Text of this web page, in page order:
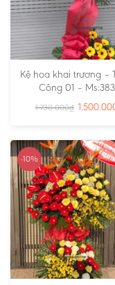
Kệ hoa khai trương –
Công 01 –
1.730.000₫
-10%